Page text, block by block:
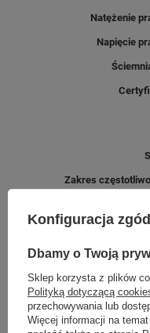
Natężenie
Napięcie
Zakres
MOŻE CIĘ
Konfiguracja zgód
Dbamy o Twoją
Sklep korzysta z plików
Polityką dotyczącą
przechowywania lub
Więcej informacji na